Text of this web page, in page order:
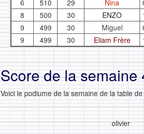
6
510 29 Nina
8
500 30 ENZO
9
499 30 Miguel
9
499 30 Eliam Frère
Score de la semaine
Voici le podiume de la semaine de la table
olivier